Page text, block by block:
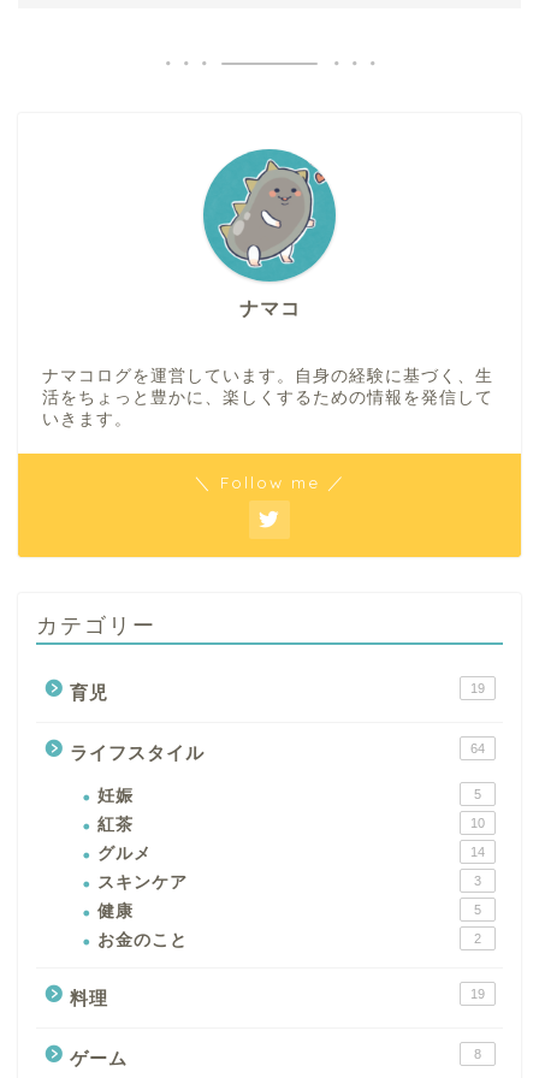
ナマコ
ナマコログを運営しています。自身の経験に基づく、生
活をちょっと豊かに、楽しくするための情報を発信して
いきます。
＼ Follow me ／
カテゴリー
育児 19
ライフスタイル 64
妊娠 5
紅茶 10
グルメ 14
スキンケア 3
健康 5
お金のこと 2
料理 19
ゲーム 8